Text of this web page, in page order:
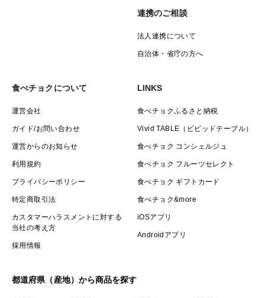
連携のご相談
法人連携について
自治体・省庁の方へ
食べチョクについて
運営会社
ガイド/お問い合わせ
運営からのお知らせ
利用規約
プライバシーポリシー
特定商取引法
カスタマーハラスメントに対する
当社の考え方
採用情報
LINKS
食べチョクふるさと納税
Vivid TABLE（ビビッドテーブル）
食べチョク コンシェルジュ
食べチョク フルーツセレクト
食べチョク ギフトカード
食べチョク&more
iOSアプリ
Androidアプリ
都道府県（産地）から商品を探す